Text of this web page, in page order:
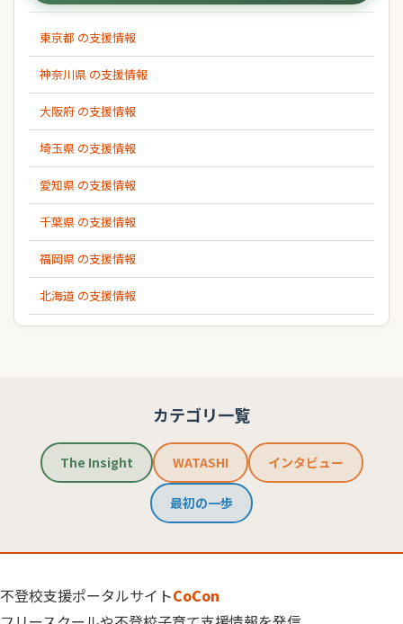
東京都 の支援情報
神奈川県 の支援情報
大阪府 の支援情報
埼玉県 の支援情報
愛知県 の支援情報
千葉県 の支援情報
福岡県 の支援情報
北海道 の支援情報
カテゴリ一覧
The Insight WATASHI インタビュー
最初の一歩
不登校支援ポータルサイトCoCon